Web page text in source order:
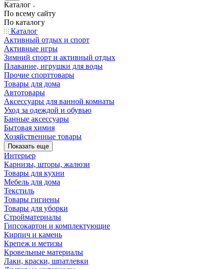
Каталог
По всему сайту
По каталогу
Каталог
Активный отдых и спорт
Активные игры
Зимний спорт и активный отдых
Плавание, игрушки для воды
Прочие спорттовары
Товары для дома
Автотовары
Аксессуары для ванной комнаты
Уход за одеждой и обувью
Банные аксессуары
Бытовая химия
Хозяйственные товары
Показать еще
Интерьер
Карнизы, шторы, жалюзи
Товары для кухни
Мебель для дома
Текстиль
Товары гигиены
Товары для уборки
Стройматериалы
Гипсокартон и комплектующие
Кирпич и камень
Крепеж и метизы
Кровельные материалы
Лаки, краски, шпатлевки